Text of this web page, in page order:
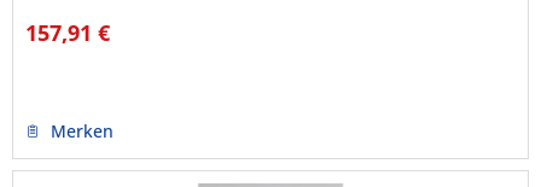
157,91 €
Merken